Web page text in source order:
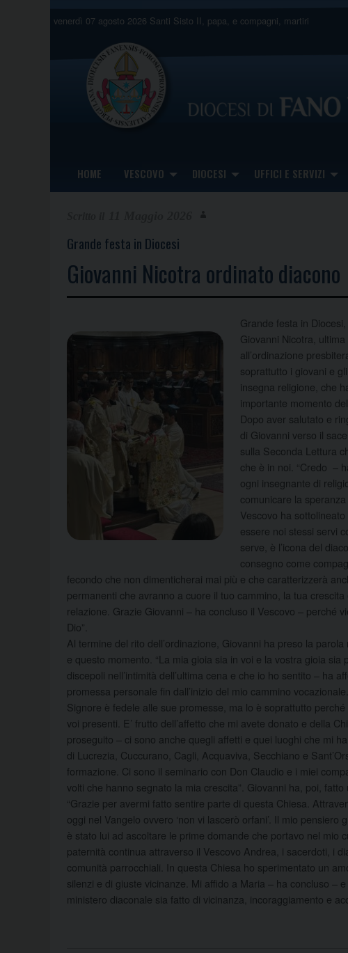
venerdì 07 agosto 2026 Santi Sisto II, papa, e compagni, martiri
HOME VESCOVO DIOCESI UFFICI E SERVIZI
Grande festa in Diocesi
Giovanni Nicotra ordinato diacono
Grande festa in
Giovanni Nicotra,
all’ordinazione
soprattutto i giovani e
insegna religione, che
importante momento
Dopo aver salutato e
di Giovanni verso il
sulla Seconda Lettura
che è in noi. “Credo –
ogni insegnante di
comunicare la
Vescovo ha
essere noi stessi servi
serve, è l’icona del
consegno come
fecondo che non dimenticherai mai più e che caratterizzerà
permanenti che avranno a cuore il tuo cammino, la tua
relazione. Grazie Giovanni – ha concluso il Vescovo – perché
Dio”.
Al termine del rito dell’ordinazione, Giovanni ha preso la
e questo momento. “La mia gioia sia in voi e la vostra gioia
discepoli nell’intimità dell’ultima cena e che io ho sentito – ha
promessa personale fin dall’inizio del mio cammino
Signore è fedele alle sue promesse, ma lo è soprattutto
voi presenti. E’ frutto dell’affetto che mi avete donato e della
proseguito – ci sono anche quegli affetti e quei luoghi che mi
di Lucrezia, Cuccurano, Cagli, Acquaviva, Secchiano e
formazione. Ci sono il seminario con Don Claudio e i miei
volti che hanno segnato la mia crescita”. Giovanni ha, poi,
“Grazie per avermi fatto sentire parte di questa Chiesa.
oggi nel Vangelo ovvero ‘non vi lascerò orfani’. Il mio
è stato lui ad ascoltare le prime domande che portavo nel mio
paternità continua attraverso il Vescovo Andrea, i sacerdoti, i
comunità parrocchiali. In questa Chiesa ho sperimentato un
silenzi e di giuste vicinanze. Mi affido a Maria – ha concluso –
ministero diaconale sia fatto di vicinanza, incoraggiamento e